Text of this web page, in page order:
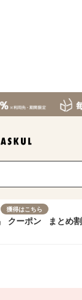
獲得はこちら
クーポン まとめ割